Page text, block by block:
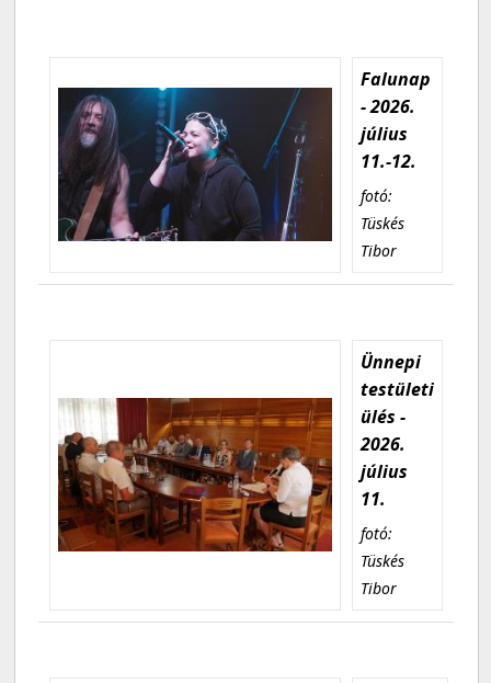
Falunap
- 2026.
július
11.-12.
fotó:
Tüskés
Tibor
Ünnepi
testületi
ülés -
2026.
július
11.
fotó:
Tüskés
Tibor